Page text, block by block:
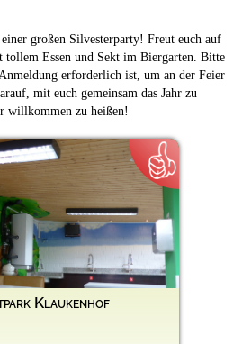
großen Silvesterparty! Freut euch auf
tollem Essen und Sekt im Biergarten. Bitte
erforderlich ist, um an der Feier
mit euch gemeinsam das Jahr zu
willkommen zu heißen!
Klaukenhof